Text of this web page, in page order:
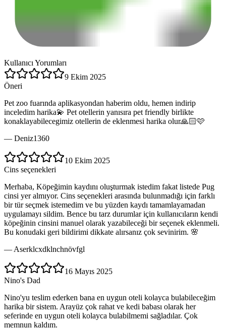
Kullanıcı Yorumları
9 Ekim 2025
Öneri
Pet zoo fuarında aplikasyondan haberim oldu, hemen indirip
inceledim harika💫 Pet otellerin yanısıra pet friendly birlikte
konaklayabilecegimiz otellerin de eklenmesi harika olur🙏🏻🩷
— Deniz1360
10 Ekim 2025
Cins seçenekleri
Merhaba, Köpeğimin kaydını oluşturmak istedim fakat listede Pug
cinsi yer almıyor. Cins seçenekleri arasında bulunmadığı için farklı
bir tür seçmek istemedim ve bu yüzden kaydı tamamlayamadan
uygulamayı sildim. Bence bu tarz durumlar için kullanıcıların kendi
köpeğinin cinsini manuel olarak yazabileceği bir seçenek eklenmeli.
Bu konudaki geri bildirimi dikkate alırsanız çok sevinirim. 🌸
— Aserklcxdklnchnövfgl
16 Mayıs 2025
Nino's Dad
Nino'yu teslim ederken bana en uygun oteli kolayca bulabileceğim
harika bir sistem. Arayüz çok rahat ve kedi babası olarak her
seferinde en uygun oteli kolayca bulabilmemi sağladılar. Çok
memnun kaldım.